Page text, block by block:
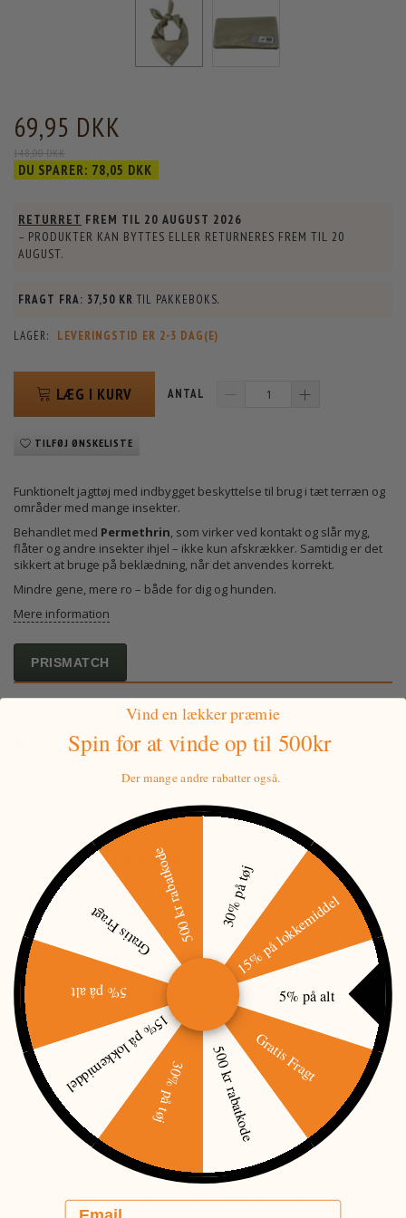
69,95 DKK
148,00 DKK
DU SPARER: 78,05 DKK
RETURRET FREM TIL 20 AUGUST 2026
– PRODUKTER KAN BYTTES ELLER RETURNERES FREM TIL 20
AUGUST.
FRAGT FRA: 37,50 KR TIL PAKKEBOKS.
LAGER: LEVERINGSTID ER 2-3 DAG(E)
LÆG I KURV ANTAL
TILFØJ ØNSKELISTE
Funktionelt jagttøj med indbygget beskyttelse til brug i tæt terræn og
områder med mange insekter.
Behandlet med Permethrin, som virker ved kontakt og slår myg,
flåter og andre insekter ihjel – ikke kun afskrækker. Samtidig er det
sikkert at bruge på beklædning, når det anvendes korrekt.
Mindre gene, mere ro – både for dig og hunden.
Mere information
PRISMATCH
BESKRIVELSE
Insect Stop Halsrør – Covert Grøn (One Size) Bandana
Når du sidder stille på post eller går i tæt krat, er det ikke nok bare at
holde insekterne væk – de skal tages ud af spillet.
Dette halsrør er behandlet med
, som ikke blot
afskrækker, men
slår myg, flåter og andre insekter ihjel ved
kontakt . Det giver en markant mere effektiv beskyttelse, især
under jagt i områder med høj belastning.
Du mærker forskellen i praksis – færre stik, mindre uro og bedre
koncentration, når det gælder.
Halsrøret fungerer også godt til hunden. Erfaringer viser tydeligt
færre flåter og mindre irritation, når den arbejder i terrænet.
Vil du dykke ned i, hvordan behandlingen virker:
https://www.insect-stop.com/hvordan-virker-insektbeskyttelse/
Specifikationer:
100% polyester
Vaskbar ved 40°C
One size – fleksibel pasform
Et enkelt stykke grej, der gør arbejdet – også når trykket fra
insekterne er højt.
Permethriner et syntetisk insektmiddel, der bruges til at
Vind en lækker præmie
Spin for at vindeop til 500kr
Der mange andre rabatter også.
30% på tøj
15% på lokkemiddel
5% på alt
Gratis Fragt
500 kr rabatkode
30% på tøj
15% på lokkemiddel
5% på alt
Gratis Fragt500 kr rabatkode
Email